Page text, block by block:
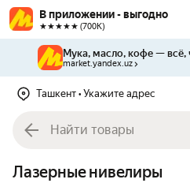
В приложении - выгодно
★★★★★ (700К)
Мука, масло, кофе — всё,
market.yandex.uz
Ташкент • Укажите адрес
Лазерные нивелиры